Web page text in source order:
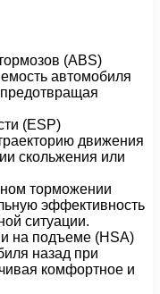
(ABS)
автомобиля
(ESP)
движения
скольжения или
торможении
эффективность
ситуации.
на подъеме (HSA)
назад при
комфортное и